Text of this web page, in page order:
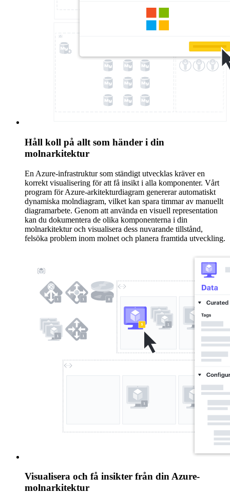
Håll koll på allt som händer i din
molnarkitektur
En Azure-infrastruktur som ständigt utvecklas kräver en
korrekt visualisering för att få insikt i alla komponenter. Vårt
program för Azure-arkitekturdiagram genererar automatiskt
dynamiska molndiagram, vilket kan spara timmar av manuellt
diagramarbete. Genom att använda en visuell representation
kan du dokumentera de olika komponenterna i din
molnarkitektur och visualisera dess nuvarande tillstånd,
felsöka problem inom molnet och planera framtida utveckling.
Visualisera och få insikter från din Azure-
molnarkitektur